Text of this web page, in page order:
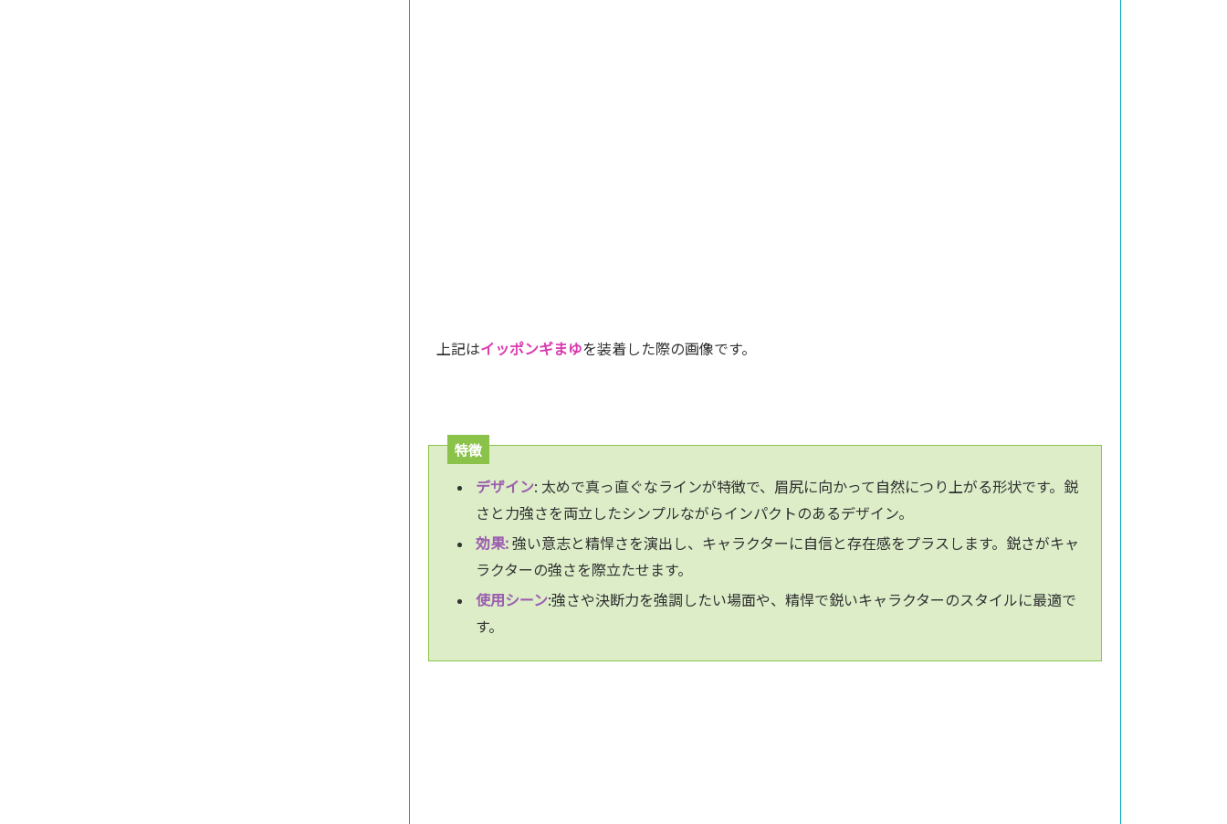
上記はイッポンギまゆを装着した際の画像です。
特徴
デザイン: 太めで真っ直ぐなラインが特徴で、眉尻に向かって自然につり上がる形状です。鋭
さと力強さを両立したシンプルながらインパクトのあるデザイン。
効果:強い意志と精悍さを演出し、キャラクターに自信と存在感をプラスします。鋭さがキャ
ラクターの強さを際立たせます。
使用シーン:強さや決断力を強調したい場面や、精悍で鋭いキャラクターのスタイルに最適で
す。